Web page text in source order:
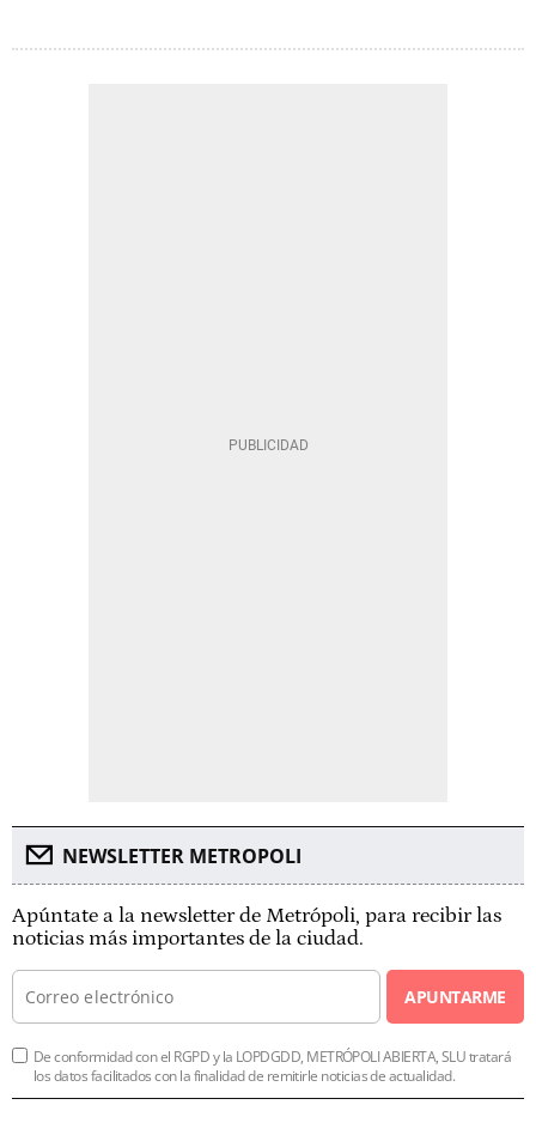
NEWSLETTER METROPOLI
Apúntate a la newsletter de Metrópoli, para recibir las
noticias más importantes de la ciudad.
APUNTARME
De conformidad con el RGPD y la LOPDGDD, METRÓPOLI ABIERTA, SLU tratará
los datos facilitados con la finalidad de remitirle noticias de actualidad.